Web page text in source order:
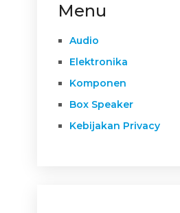
Menu
Audio
Elektronika
Komponen
Box Speaker
Kebijakan Privacy